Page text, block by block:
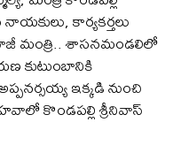
కార్యకర్తలు
మంత్రి.. శాసనమండలిలో
కుటుంబానికి
ఇక్కడి నుంచి
కొండపల్లి శ్రీనివాస్